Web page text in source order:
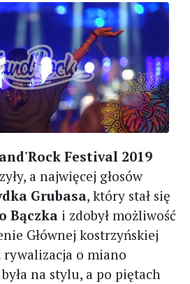
Festival 2019
a najwięcej głosów
Grubasa, który stał się
Bączka i zdobył możliwość
Głównej kostrzyńskiej
rywalizacja o miano
na stylu, a po piętach